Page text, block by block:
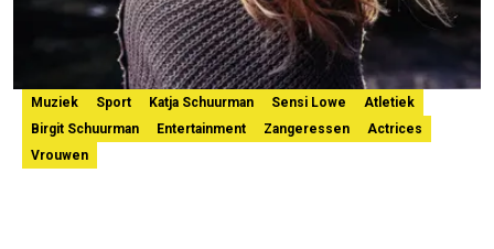
Muziek Sport Katja Schuurman Sensi Lowe
Atletiek
Birgit Schuurman
Entertainment Zangeressen
Actrices
Vrouwen